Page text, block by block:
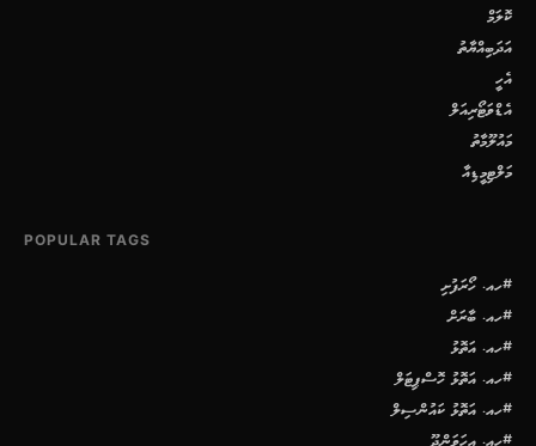
ކޮލަމް
އަދަބިއްޔާތު
އެހީ
އެޑްވަޓޯރިއަލް
މައުލޫމާތު
މަލްޓިމީޑިއާ
POPULAR TAGS
#ހއ. ހޯރަފުށި
#ހއ. ބާރަށް
#ހއ. އަތޮޅު
#ހއ. އަތޮޅު ހޮސްޕިޓަލް
#ހއ. އަތޮޅު ކައުންސިލް
#ހއ. އިހަވަންދޫ